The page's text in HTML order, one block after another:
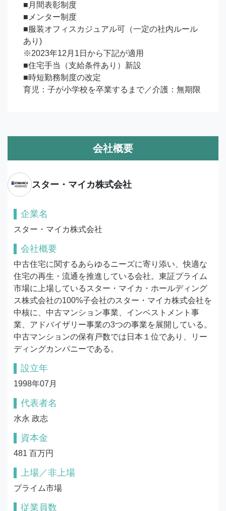
■月間表彰制度
■メンター制度
■服装オフィスカジュアル可（一定の社内ルール
あり)
※2023年12月1日から下記が適用
■住宅手当（支給条件あり）新設
■時短勤務制度の改定
育児：子が小学校を卒業するまで／介護：無期限
会社概要
スター・マイカ株式会社
企業名
スター・マイカ株式会社
会社概要
中古住宅に関するあらゆるニーズに寄り添い、快適な
住宅の再生・流通を推進している会社。東証プライム
市場に上場しているスター・マイカ・ホールディング
ス株式会社の100%子会社のスター・マイカ株式会社を
中核に、中古マンション事業、インベストメント事
業、アドバイザリー事業の3つの事業を展開している。
中古マンションの保有戸数では日本１位であり、リー
ディングカンパニーである。
設立年
1998年07月
代表者名
水永 政志
資本金
481 百万円
上場／非上場
プライム市場
従業員数